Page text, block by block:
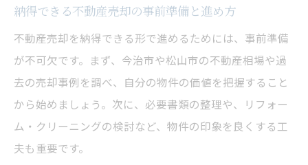
過去の売却事例が信頼できる相談に繋がる
理由
口コミが示す地元不動産売却相談のメリッ
ト
不動産売却の実績で選ぶ安心の相談先選び
専門家との連携で不動産売却の不安を解消しよ
う
納得できる不動産売却の事前準備と進め方
不動産売却を納得できる形で進めるためには、事前準備
が不可欠です。まず、今治市や松山市の不動産相場や過
去の売却事例を調べ、自分の物件の価値を把握すること
から始めましょう。次に、必要書類の整理や、リフォー
ム・クリーニングの検討など、物件の印象を良くする工
夫も重要です。